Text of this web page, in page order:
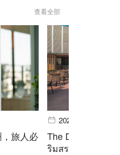
查看全部
旅人必
2026-06-05
The Deck @
ริมสระ สุขุมวิท บ